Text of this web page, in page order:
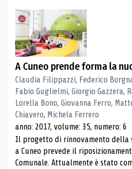
A Cuneo prende forma la
Claudia Filippazzi, Federico
Fabio Guglielmi, Giorgio Gazzera,
Lorella Bono, Giovanna Ferro,
Chiavero, Michela Ferrero
anno: 2017, volume: 35, numero: 6
Il progetto di rinnovamento della
a Cuneo prevede il
Comunale. Attualmente è stato